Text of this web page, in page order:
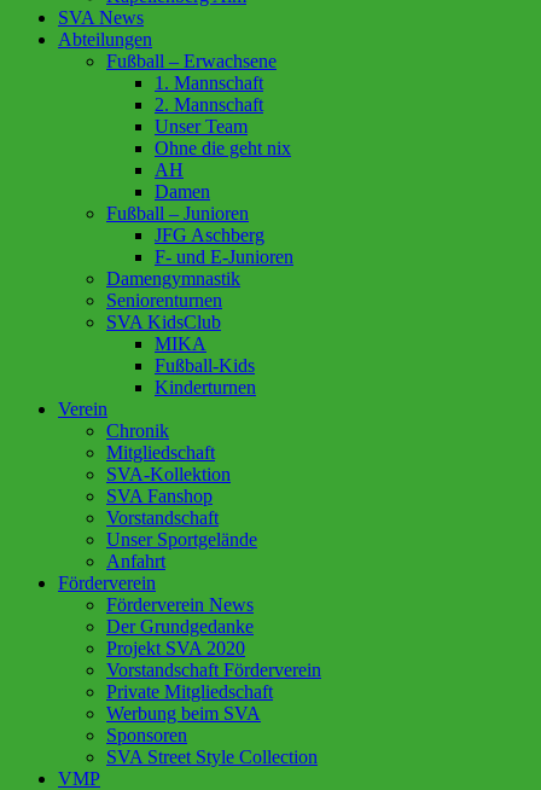
SVA News
Abteilungen
Fußball – Erwachsene
1. Mannschaft
2. Mannschaft
Unser Team
Ohne die geht nix
AH
Damen
Fußball – Junioren
JFG Aschberg
F- und E-Junioren
Damengymnastik
Seniorenturnen
SVA KidsClub
MIKA
Fußball-Kids
Kinderturnen
Verein
Chronik
Mitgliedschaft
SVA-Kollektion
SVA Fanshop
Vorstandschaft
Unser Sportgelände
Anfahrt
Förderverein
Förderverein News
Der Grundgedanke
Projekt SVA 2020
Vorstandschaft Förderverein
Private Mitgliedschaft
Werbung beim SVA
Sponsoren
SVA Street Style Collection
VMP